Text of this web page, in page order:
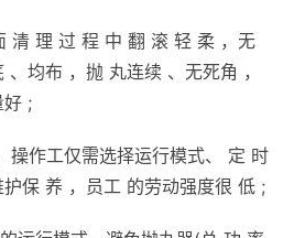
清 理 过 程 中 翻 滚 轻 柔 ，无
均布 ，抛 丸连续 、无死角 ，
好 ;
操作工仅需选择运行模式、 定 时
保 养 ，员工 的劳动强度很 低 ;